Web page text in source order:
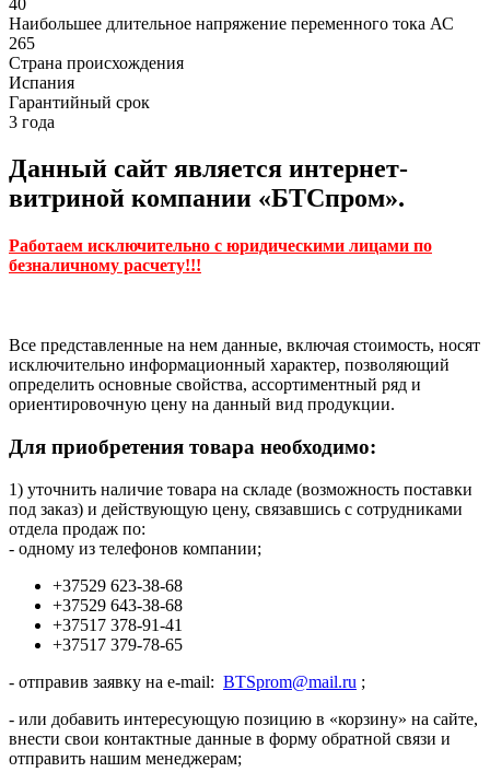
Наибольшее длительное напряжение переменного тока АС
265
Страна происхождения
Испания
Гарантийный срок
3 года
Данный сайт является интернет-
витриной компании «БТСпром».
Работаем исключительно с юридическими лицами по
безналичному расчету!!!
Все представленные на нем данные, включая стоимость, носят
исключительно информационный характер, позволяющий
определить основные свойства, ассортиментный ряд и
ориентировочную цену на данный вид продукции.
Для приобретения товара необходимо:
1) уточнить наличие товара на складе (возможность поставки
под заказ) и действующую цену, связавшись с сотрудниками
отдела продаж по:
- одному из телефонов компании;
+37529 623-38-68
+37529 643-38-68
+37517 378-91-41
+37517 379-78-65
- отправив заявку на e-mail: BTSprom@mail.ru ;
- или добавить интересующую позицию в «корзину» на сайте,
внести свои контактные данные в форму обратной связи и
отправить нашим менеджерам;